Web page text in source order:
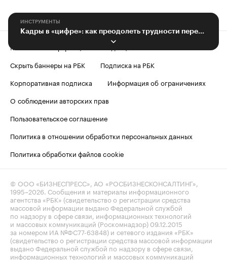
ИНСТРУМЕНТЫ
Контактная информация
Редакция
Скрыть баннеры на РБК
Подписка на РБК
Корпоративная подписка
Информация об ограничениях
О соблюдении авторских прав
Пользовательское соглашение
Политика в отношении обработки персональных данных
Политика обработки файлов cookie
© ООО «БИЗНЕСПРЕСС», АО «РОСБИЗНЕСКОНСАЛТИНГ»,
1995–2026 . Сообщения и материалы информационного
агентства «РБК» (свидетельство о регистрации средства
массовой информации выдано Федеральной службой
по надзору в сфере связи, информационных технологий
и массовых коммуникаций (Роскомнадзор) 09.12.2015
за номером ИА №ФС77-63848) и сетевого издания «РБК»
(свидетельство о регистрации средства массовой информации
выдано Федеральной службой по надзору в сфере связи,
информационных технологий и массовых коммуникаций